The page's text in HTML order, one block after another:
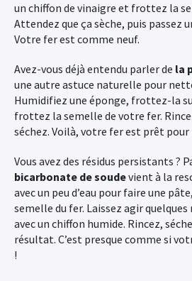
un chiffon de vinaigre et frottez la
Attendez que ça sèche, puis passez
Votre fer est comme neuf.
Avez-vous déjà entendu parler de la
une autre astuce naturelle pour
Humidifiez une éponge, frottez-la
frottez la semelle de votre fer.
séchez. Voilà, votre fer est prêt
Vous avez des résidus persistants ?
bicarbonate de soudevient à la
avec un peu d’eau pour faire une
semelle du fer. Laissez agir
avec un chiffon humide. Rincez,
résultat. C’est presque comme si
!